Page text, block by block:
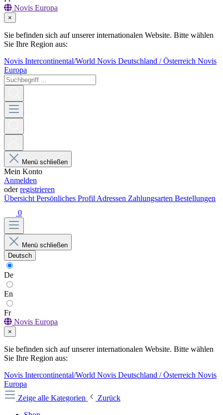
Novis Europa
×
Sie befinden sich auf unserer internationalen Website. Bitte wählen
Sie Ihre Region aus:
Novis Intercontinental/World Novis Deutschland / Österreich Novis
Europa
Menü schließen
Mein Konto
Anmelden
oderregistrieren
Übersicht Persönliches Profil Adressen Zahlungsarten Bestellungen
0
Menü schließen
Deutsch
De
En
Fr
Novis Europa
×
Sie befinden sich auf unserer internationalen Website. Bitte wählen
Sie Ihre Region aus:
Novis Intercontinental/World Novis Deutschland / Österreich Novis
Europa
Zeige alle Kategorien
Zurück